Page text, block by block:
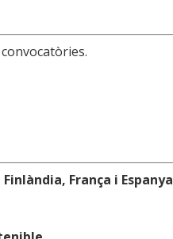
França i Espanya